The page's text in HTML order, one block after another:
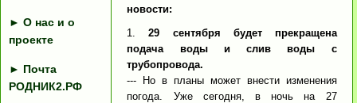
► О нас и о
проекте
► Почта
РОДНИК2.РФ
новости:
1.29 сентября будет прекращена
подача воды и слив воды с
трубопровода.
--- Но в планы может внести изменения
погода. Уже сегодня, в ночь на 27